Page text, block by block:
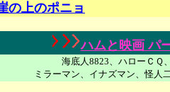
の上のポニョ
ハムと映画 パ
海底人8823、ハローＣＱ
ミラーマン、イナズマン、怪人